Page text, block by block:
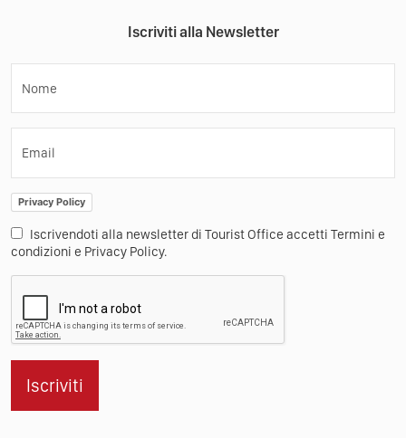
Iscriviti alla Newsletter
Nome
Email
Privacy Policy
Iscrivendoti alla newsletter di Tourist Office accetti Termini e
condizioni e Privacy Policy.
Iscriviti